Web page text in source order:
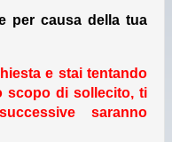
per causa della tua
e stai tentando
scopo di sollecito, ti
saranno